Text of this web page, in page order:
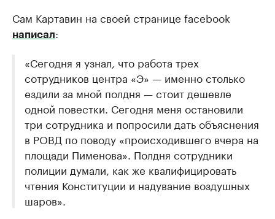
Сам Картавин на своей странице facebook
написал:
«Сегодня я узнал, что работа трех
сотрудников центра «Э» — именно столько
ездили за мной полдня — стоит дешевле
одной повестки. Сегодня меня остановили
три сотрудника и попросили дать объяснения
в РОВД по поводу «происходившего вчера на
площади Пименова». Полдня сотрудники
полиции думали, как же квалифицировать
чтения Конституции и надувание воздушных
шаров».